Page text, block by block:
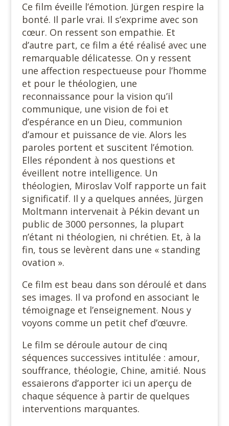
Ce film éveille l’émotion. Jürgen respire la
bonté. Il parle vrai. Il s’exprime avec son
cœur. On ressent son empathie. Et
d’autre part, ce film a été réalisé avec une
remarquable délicatesse. On y ressent
une affection respectueuse pour l’homme
et pour le théologien, une
reconnaissance pour la vision qu’il
communique, une vision de foi et
d’espérance en un Dieu, communion
d’amour et puissance de vie. Alors les
paroles portent et suscitent l’émotion.
Elles répondent à nos questions et
éveillent notre intelligence. Un
théologien, Miroslav Volf rapporte un fait
significatif. Il y a quelques années, Jürgen
Moltmann intervenait à Pékin devant un
public de 3000 personnes, la plupart
n’étant ni théologien, ni chrétien. Et, à la
fin, tous se levèrent dans une « standing
ovation ».
Ce film est beau dans son déroulé et dans
ses images. Il va profond en associant le
témoignage et l’enseignement. Nous y
voyons comme un petit chef d’œuvre.
Le film se déroule autour de cinq
séquences successives intitulée : amour,
souffrance, théologie, Chine, amitié. Nous
essaierons d’apporter ici un aperçu de
chaque séquence à partir de quelques
interventions marquantes.